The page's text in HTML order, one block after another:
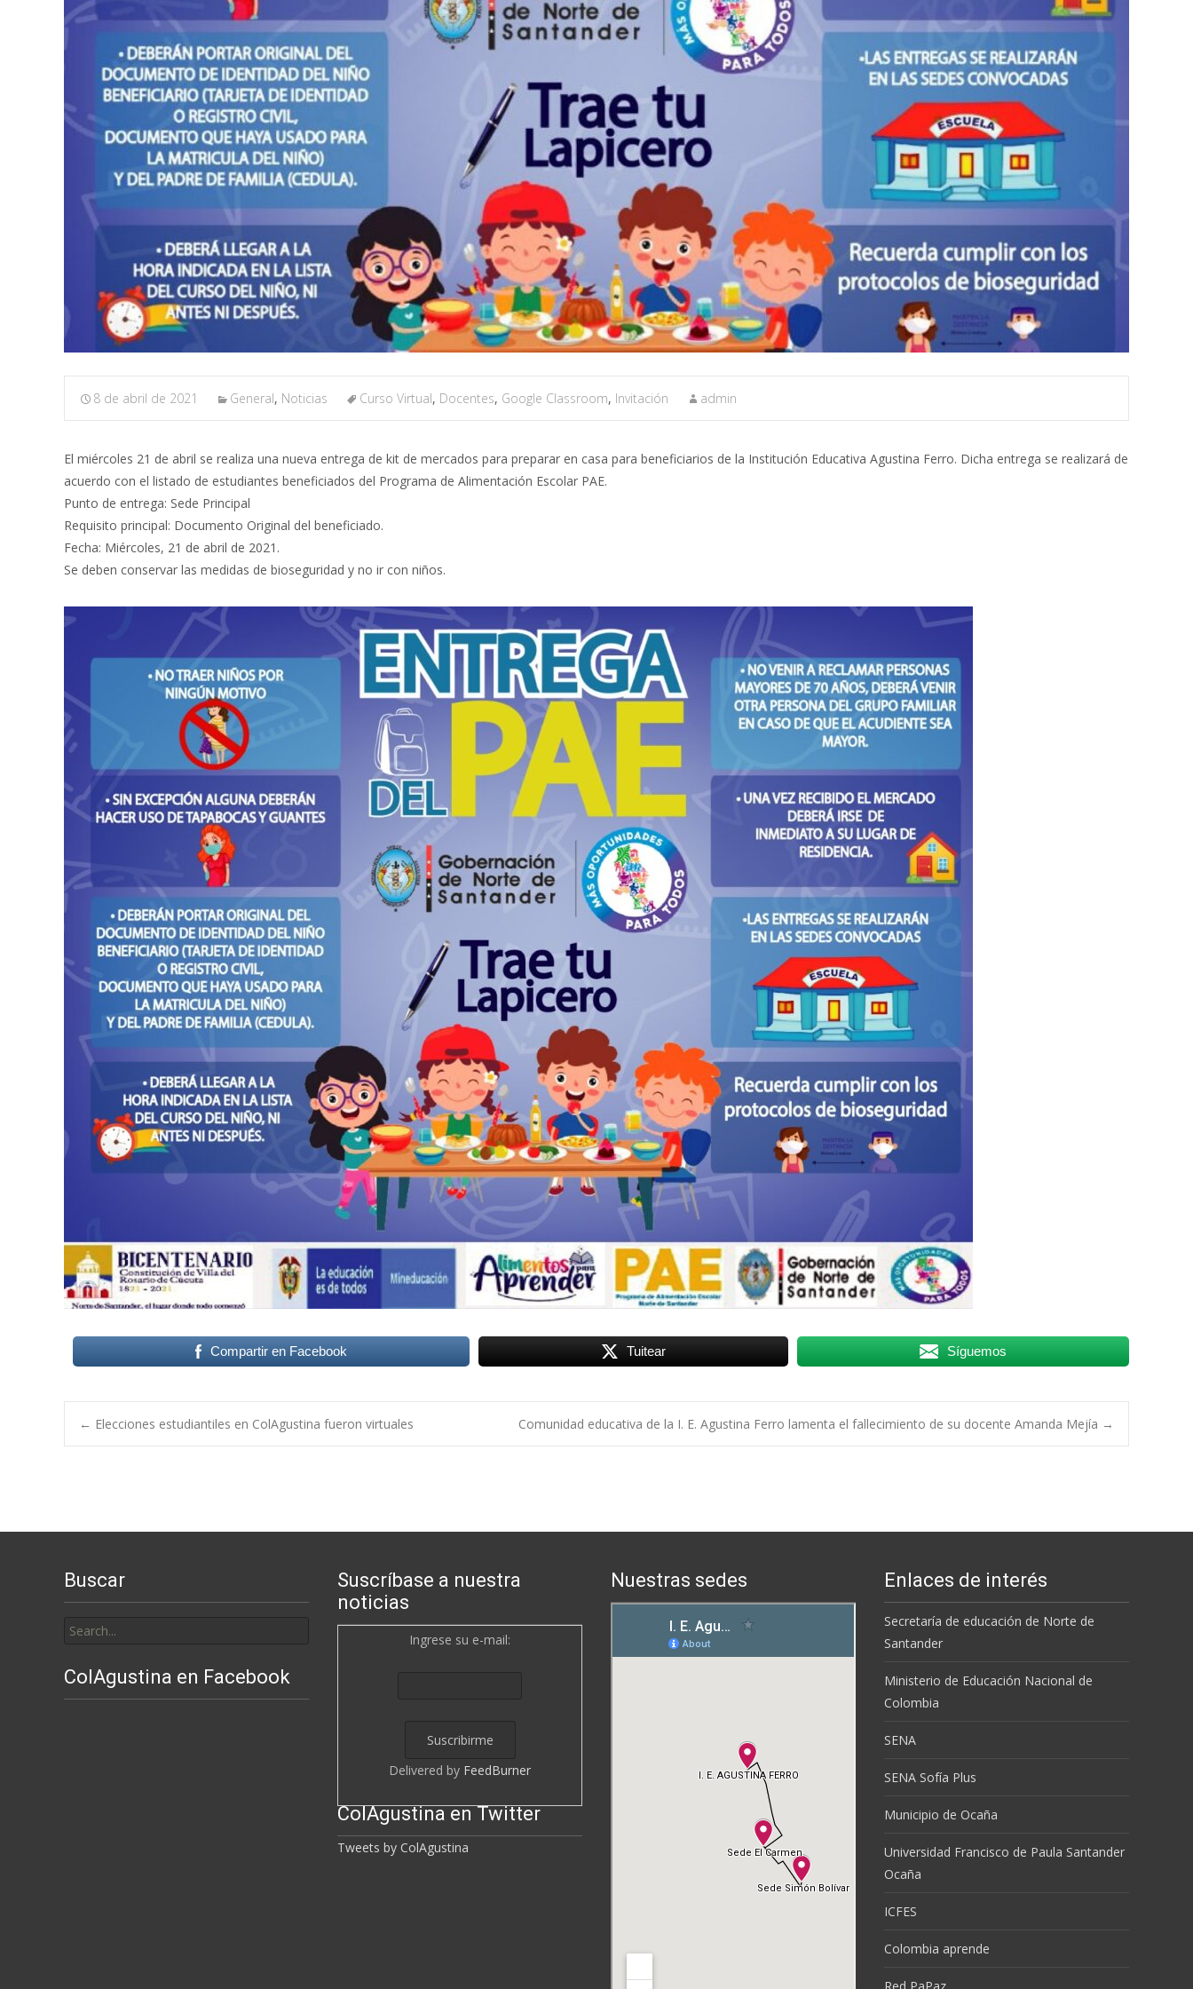
8 de abril de 2021 General, Noticias Curso Virtual, Docentes, Google Classroom, Invitación admin
El miércoles 21 de abril se realiza una nueva entrega de kit de mercados para preparar en casa para beneficiarios de la Institución Educativa Agustina Ferro. Dicha entrega se realizará de
acuerdo con el listado de estudiantes beneficiados del Programa de Alimentación Escolar PAE.
Punto de entrega: Sede Principal
Requisito principal: Documento Original del beneficiado.
Fecha: Miércoles, 21 de abril de 2021.
Se deben conservar las medidas de bioseguridad y no ir con niños.
Compartir en Facebook Tuitear Síguemos
Post
← Elecciones estudiantiles en ColAgustina fueron virtuales Comunidad educativa de la I. E. Agustina Ferro lamenta el fallecimiento de su docente Amanda Mejía →
Buscar
for:
Suscríbase a nuestra
noticias
Ingrese su e-mail:
Delivered by FeedBurner
Nuestras sedes Enlaces de interés
Secretaría de educación de Norte de
Santander
Ministerio de Educación Nacional de
Colombia
SENA
SENA Sofía Plus
Municipio de Ocaña
Universidad Francisco de Paula Santander
Ocaña
ICFES
Colombia aprende
Red PaPaz
ColAgustina en Facebook
ColAgustina en Twitter
Tweets by ColAgustina